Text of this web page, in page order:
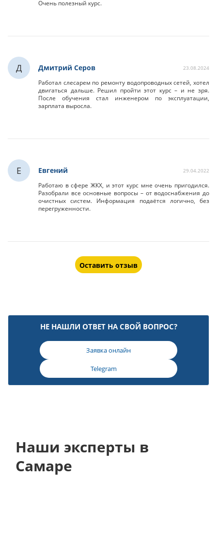
Очень полезный курс.
Д Дмитрий Серов 23.08.2024
Работал слесарем по ремонту водопроводных сетей, хотел
двигаться дальше. Решил пройти этот курс – и не зря.
После обучения стал инженером по эксплуатации,
зарплата выросла.
Е Евгений 29.04.2022
Работаю в сфере ЖКХ, и этот курс мне очень пригодился.
Разобрали все основные вопросы – от водоснабжения до
очистных систем. Информация подаётся логично, без
перегруженности.
Оставить отзыв
НЕ НАШЛИ ОТВЕТ НА СВОЙ ВОПРОС?
Заявка онлайн
Telegram
Наши эксперты в
Самаре